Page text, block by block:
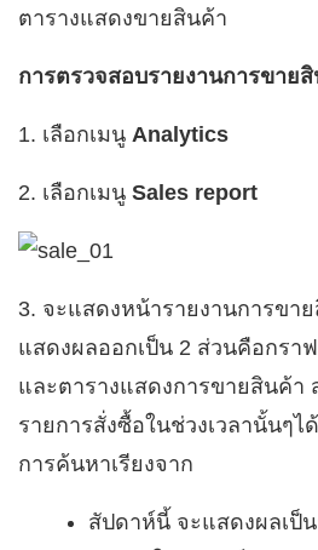
ตารางแสดงขายสินค้า
การตรวจสอบรายงานการขาย
1. เลือกเมนู Analytics
2. เลือกเมนู Sales report
3. จะแสดงหน้ารายงานการขา
แสดงผลออกเป็น 2 ส่วนคือกรา
และตารางแสดงการขายสินค้า
รายการสั่งซื้อในช่วงเวลานั้นๆ
การค้นหาเรียงจาก
สัปดาห์นี้ จะแสดงผลเป็